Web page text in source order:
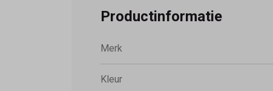
Productinformatie
Merk
Kleur